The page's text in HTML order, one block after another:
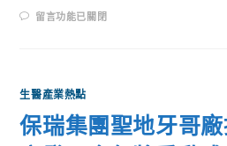
留言功能已關閉
生醫產業熱點
保瑞集團聖地牙哥